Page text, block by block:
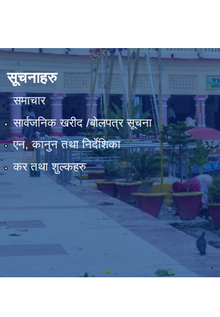
सूचनाहरु
समाचार
सार्वजनिक खरीद /बोलपत्र सूचना
एन, कानुन तथा निर्देशिका
कर तथा शुल्कहरु